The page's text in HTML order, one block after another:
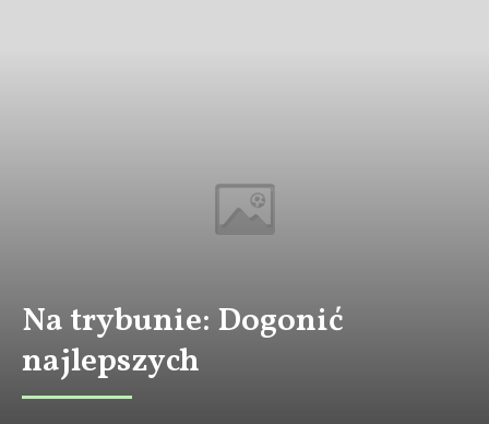
Na trybunie: Dogonić
najlepszych